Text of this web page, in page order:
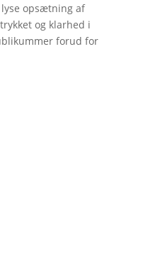
lyse opsætning af
og klarhed i
forud for